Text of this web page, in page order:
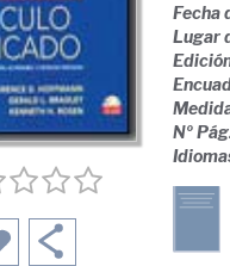
Fecha
Lugar
Nº